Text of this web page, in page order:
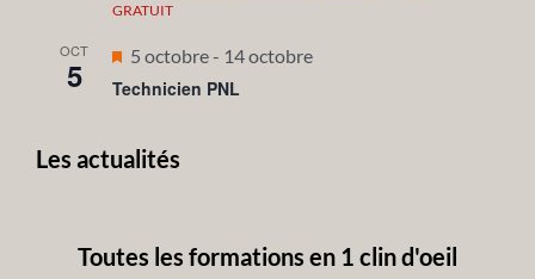
GRATUIT
OCT
5
Mis
en
5 octobre- 14 octobre
Technicien PNL
Les actualités
Toutes les formations en 1 clin d'oeil